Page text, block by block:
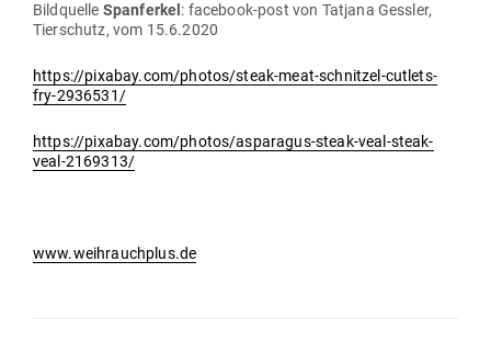
Bild­quelle Span­ferkel : facebook-post von Tatjana Gessler,
Tier­schutz, vom 15.6.2020
https://pixabay.com/photos/steak-meat-schnitzel-cutlets-
fry-2936531/
https://pixabay.com/photos/asparagus-steak-veal-steak-
veal-2169313/
www.weihrauchplus.de